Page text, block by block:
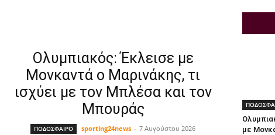
Ολυμπιακός: Έκλεισε με
Μονκαντά ο Μαρινάκης, τι
ισχύει με τον Μπλέσα και τον
Μπουράς
ΠΟΔΟΣΦΑΙΡΟ sporting24news - 7 Αυγούστου 2026
με